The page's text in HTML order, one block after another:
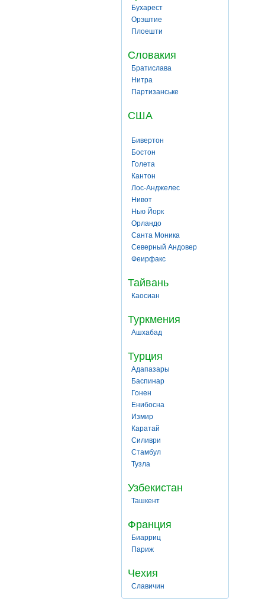
Бухарест
Орэштие
Плоешти
Словакия
Братислава
Нитра
Партизанське
США
Бивертон
Бостон
Голета
Кантон
Лос-Анджелес
Нивот
Нью Йорк
Орландо
Санта Моника
Северный Андовер
Феирфакс
Тайвань
Каосиан
Туркмения
Ашхабад
Турция
Адапазары
Баспинар
Гонен
Енибосна
Измир
Каратай
Силиври
Стамбул
Тузла
Узбекистан
Ташкент
Франция
Биарриц
Париж
Чехия
Славичин